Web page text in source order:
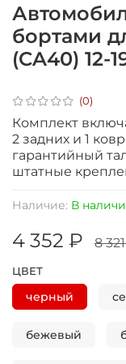
(0)
Наличие: В
бортами
(CA40) 12-
4 352 ₽ 8
ЦВЕТ
черный
бежевый
Комплект
2 задних и 1
гарантийный
штатные